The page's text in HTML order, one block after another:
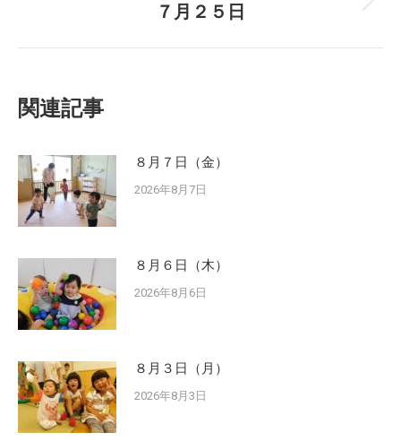
Next
７月２５日
関連記事
８月７日（金）
2026年8月7日
８月６日（木）
2026年8月6日
８月３日（月）
2026年8月3日